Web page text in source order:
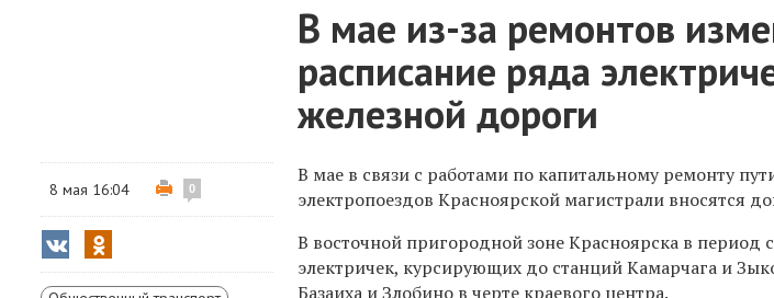
В мае из-за ремонтов
расписание ряда
железной дороги
8 мая 16:04 0
В мае в связи с работами по капитальному ремонту
электропоездов Красноярской магистрали вносятся
В восточной пригородной зоне Красноярска в период
электричек, курсирующих до станций Камарчага и
Базаиха и Злобино в черте краевого центра.